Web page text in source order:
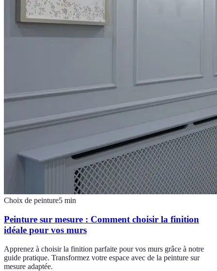
Choix de peinture5 min
Peinture sur mesure : Comment choisir la finition
idéale pour vos murs
Apprenez à choisir la finition parfaite pour vos murs grâce à notre
guide pratique. Transformez votre espace avec de la peinture sur
mesure adaptée.